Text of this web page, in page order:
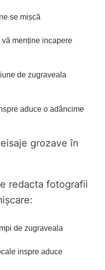
se mișcă
menține incapere
de zugraveala
aduce o adâncime
grozave în
redacta fotografii
de zugraveala
inspre aduce